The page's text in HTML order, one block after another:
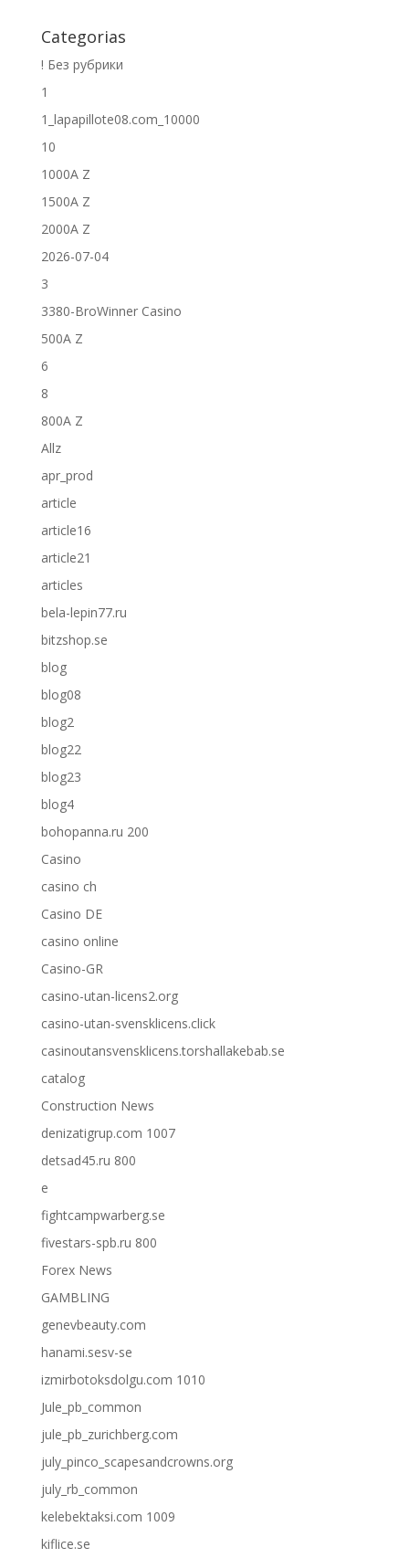
Categorias
! Без рубрики
1
1_lapapillote08.com_10000
10
1000A Z
1500A Z
2000A Z
2026-07-04
3
3380-BroWinner Casino
500A Z
6
8
800A Z
Allz
apr_prod
article
article16
article21
articles
bela-lepin77.ru
bitzshop.se
blog
blog08
blog2
blog22
blog23
blog4
bohopanna.ru 200
Casino
casino ch
Casino DE
casino online
Casino-GR
casino-utan-licens2.org
casino-utan-svensklicens.click
casinoutansvensklicens.torshallakebab.se
catalog
Construction News
denizatigrup.com 1007
detsad45.ru 800
e
fightcampwarberg.se
fivestars-spb.ru 800
Forex News
GAMBLING
genevbeauty.com
hanami.sesv-se
izmirbotoksdolgu.com 1010
Jule_pb_common
jule_pb_zurichberg.com
july_pinco_scapesandcrowns.org
july_rb_common
kelebektaksi.com 1009
kiflice.se